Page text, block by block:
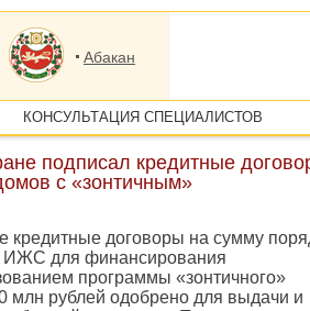
Абакан
КОНСУЛЬТАЦИЯ СПЕЦИАЛИСТОВ
подписал кредитные
с «зонтичным»
договоры на сумму
ИЖС для финансирования
программы «зонтичного»
млн рублей одобрено для выдачи и